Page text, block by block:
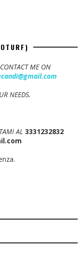
ME ON
NEEDS.
AL 3331232832